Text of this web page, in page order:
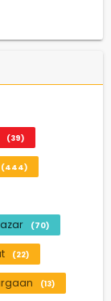
(39)
(444)
(70)
(22)
(13)